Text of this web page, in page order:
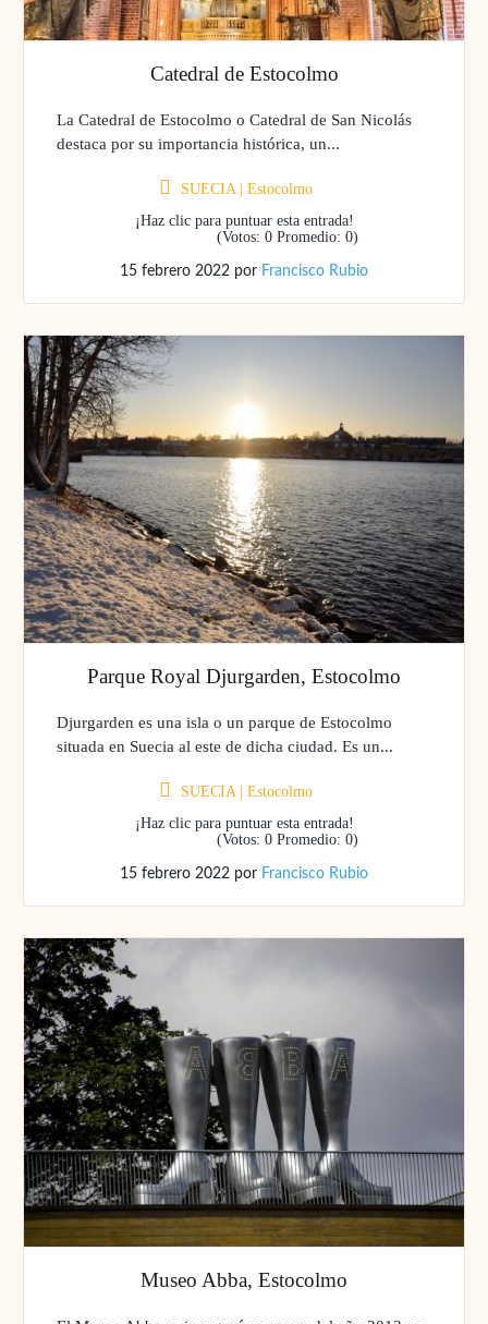
Catedral de Estocolmo
La Catedral de Estocolmo o Catedral de San Nicolás
destaca por su importancia histórica, un...
SUECIA| Estocolmo
¡Haz clic para puntuar esta entrada!
(Votos: 0 Promedio: 0)
15 febrero 2022 por Francisco Rubio
Parque Royal Djurgarden, Estocolmo
Djurgarden es una isla o un parque de Estocolmo
situada en Suecia al este de dicha ciudad. Es un...
SUECIA| Estocolmo
¡Haz clic para puntuar esta entrada!
(Votos: 0 Promedio: 0)
15 febrero 2022 por Francisco Rubio
Museo Abba, Estocolmo